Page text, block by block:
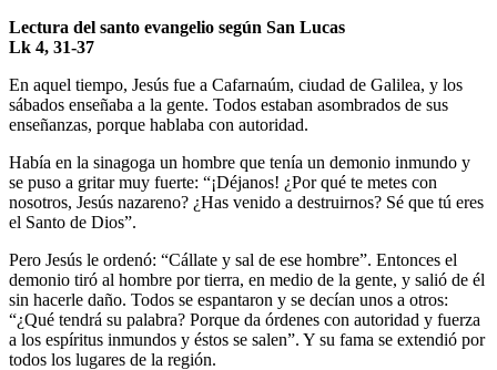
Lectura del santo evangelio según San Lucas
Lk 4, 31-37
En aquel tiempo, Jesús fue a Cafarnaúm, ciudad de Galilea, y los
sábados enseñaba a la gente. Todos estaban asombrados de sus
enseñanzas, porque hablaba con autoridad.
Había en la sinagoga un hombre que tenía un demonio inmundo y
se puso a gritar muy fuerte: “¡Déjanos! ¿Por qué te metes con
nosotros, Jesús nazareno? ¿Has venido a destruirnos? Sé que tú eres
el Santo de Dios”.
Pero Jesús le ordenó: “Cállate y sal de ese hombre”. Entonces el
demonio tiró al hombre por tierra, en medio de la gente, y salió de él
sin hacerle daño. Todos se espantaron y se decían unos a otros:
“¿Qué tendrá su palabra? Porque da órdenes con autoridad y fuerza
a los espíritus inmundos y éstos se salen”. Y su fama se extendió por
todos los lugares de la región.